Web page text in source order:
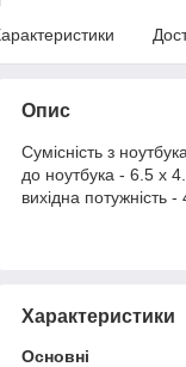
Опис
Сумісність з
до ноутбука - 6.5 x
вихідна потужність -
Характеристики
Основні